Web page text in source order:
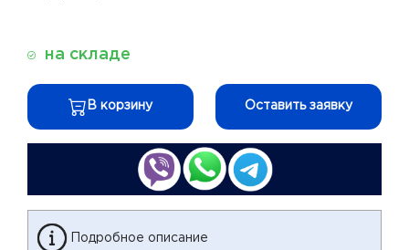
на складе
В корзину Оставить заявку
Подробное описание